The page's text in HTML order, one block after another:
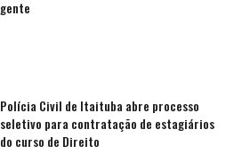
gente
Polícia Civil de Itaituba abre processo
seletivo para contratação de estagiários
do curso de Direito